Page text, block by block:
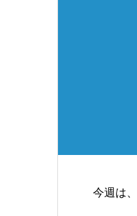
今週は、